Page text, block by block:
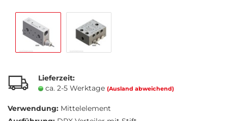
Lieferzeit:
ca. 2-5 Werktage (Ausland abweichend)
Verwendung: Mittelelement